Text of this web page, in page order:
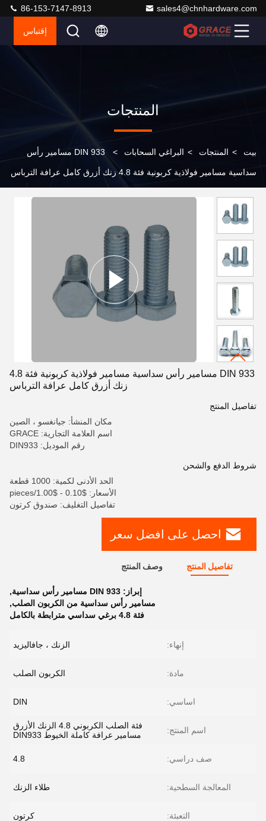
sales4@chnhardware.com
86-153-7147-8913
إقتباس
المنتجات
بيت > المنتجات > البراغي السحابات > DIN 933 مسامير رأس
سداسية مسامير فولاذية كربونية فئة 4.8 زنك أزرق كامل عرافة الترباس
DIN 933 مسامير رأس سداسية مسامير فولاذية كربونية فئة 4.8
زنك أزرق كامل عرافة الترباس
تفاصيل المنتج
مكان المنشأ: جيانغسو ، الصين
اسم العلامة التجارية: GRACE
رقم الموديل: DIN933
شروط الدفع والشحن
الحد الأدنى لكمية: 1000 قطعة
الأسعار: $0.10 - $1.00/pieces
تفاصيل التغليف: صندوق كرتون
احصل على افضل سعر
تفاصيل المنتج وصف المنتج
إبراز: DIN 933 مسامير رأس سداسية
,
مسامير رأس سداسية من الكربون الصلب,
فئة 4.8 برغي سداسي مترابطة بالكامل
إنهاء: الزنك ، جافاليزيد
مادة: الكربون الصلب
اساسي: DIN
اسم المنتج:
فئة الصلب الكربوني 4.8 الزنك الأزرق
مسامير عرافة كاملة الخيوط DIN933
صف دراسي: 4.8
المعالجة السطحية: طلاء الزنك
التعبئة: كرتون